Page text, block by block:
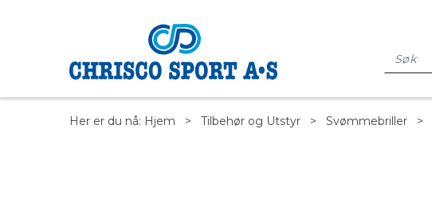
Her er du nå: Hjem > Tilbehør og Utstyr > Svømmebriller >